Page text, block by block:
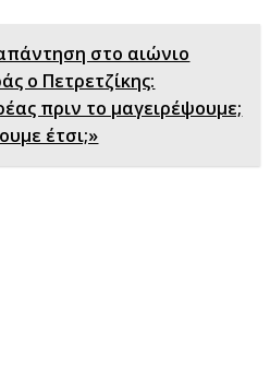
στο αιώνιο
ο Πετρετζίκης:
πριν το μαγειρέψουμε;
έτσι;»